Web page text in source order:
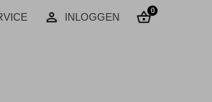
INLOGGEN
0